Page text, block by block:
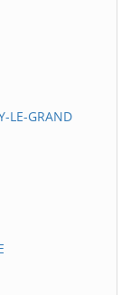
LE-GRAND